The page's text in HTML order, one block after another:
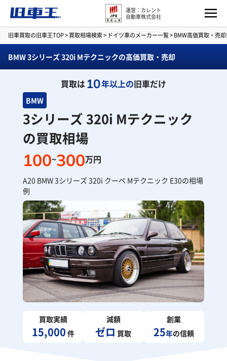
運営：カレント
自動車株式会社
旧車買取の旧車王TOP>買取相場検索> ドイツ車のメーカー一覧>BMW高価買取・売
BMW 3シリーズ 320i Mテクニックの高価買取・売却
買取は10年以上の旧車だけ
BMW
3シリーズ 320i Mテクニック
の買取相場
100~300万円
A20 BMW 3シリーズ 320i クーペ Mテクニック E30の相場
例
買取実績
15,000 件
減額
ゼロ 買取
創業
25年の信頼